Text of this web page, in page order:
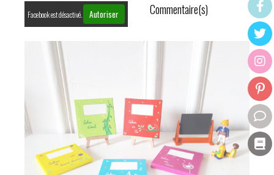
Facebook est désactivé. Autoriser Commentaire(s)